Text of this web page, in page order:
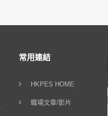
常用連結
HKPES HOME
職場文章/影片